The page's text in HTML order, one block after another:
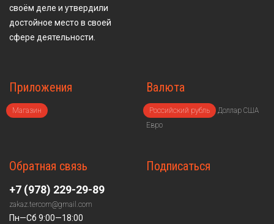
своём деле и утвердили
достойное место в своей
сфере деятельности.
Приложения
Магазин
Валюта
Российский рубль
Доллар США
Евро
Обратная связь
+7 (978) 229-29-89
zakaz.tercom@gmail.com
Пн—Сб 9:00—18:00
Подписаться